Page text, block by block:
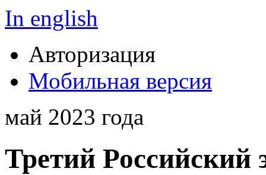
In english
Авторизация
Мобильная версия
май 2023 года
Третий Российский